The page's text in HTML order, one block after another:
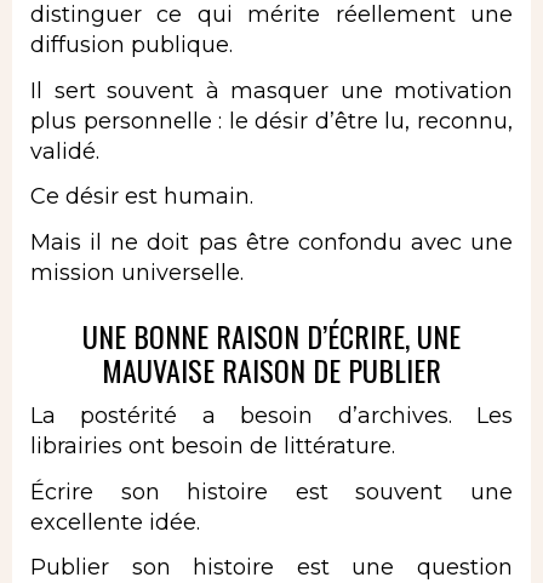
distinguer ce qui mérite réellement une
diffusion publique.
Il sert souvent à masquer une motivation
plus personnelle : le désir d’être lu, reconnu,
validé.
Ce désir est humain.
Mais il ne doit pas être confondu avec une
mission universelle.
UNE BONNE RAISON D’ÉCRIRE, UNE
MAUVAISE RAISON DE PUBLIER
La postérité a besoin d’archives. Les
librairies ont besoin de littérature.
Écrire son histoire est souvent une
excellente idée.
Publier son histoire est une question